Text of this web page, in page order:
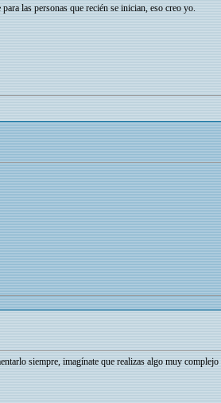
las personas que recién se inician, eso creo yo.
siempre, imagínate que realizas algo muy